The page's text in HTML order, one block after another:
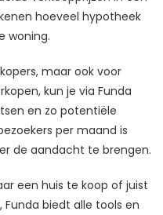
hoeveel hypotheek
woning.
maar ook voor
kun je via Funda
en zo potentiële
per maand is
de aandacht te brengen.
een huis te koop of juist
biedt alle tools en